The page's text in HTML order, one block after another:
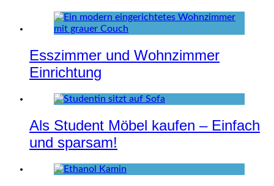
Esszimmer und Wohnzimmer
Einrichtung
Als Student Möbel kaufen – Einfach
und sparsam!